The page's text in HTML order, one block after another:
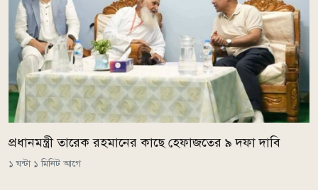
প্রধানমন্ত্রী তারেক রহমানের কাছে হেফাজতের ৯ দফা দাবি
১ ঘন্টা ১ মিনিট আগে